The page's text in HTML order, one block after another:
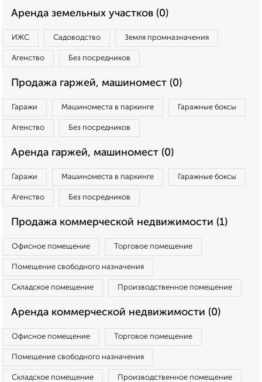
Аренда земельных участков (0)
ИЖС Садоводство Земля промназначения
Агенство Без посредников
Продажа гаржей, машиномест (0)
Гаражи Машиноместа в паркинге Гаражные боксы
Агенство Без посредников
Аренда гаржей, машиномест (0)
Гаражи Машиноместа в паркинге Гаражные боксы
Агенство Без посредников
Продажа коммерческой недвижимости (1)
Офисное помещение Торговое помещение
Помещение свободного назначения
Складское помещение Производственное помещение
Аренда коммерческой недвижимости (0)
Офисное помещение Торговое помещение
Помещение свободного назначения
Складское помещение Производственное помещение